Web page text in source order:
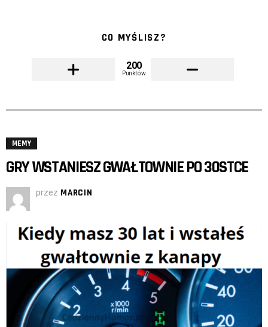
CO MYŚLISZ?
200
Punktów
MEMY
GRY WSTANIESZ GWAŁTOWNIE PO 30STCE
przez MARCIN